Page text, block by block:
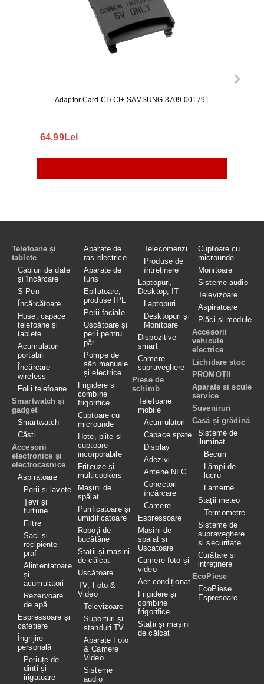
Adaptor Card CI / CI+ SAMSUNG 3709-001791
64.99Lei
Telefoane și
tablete
Cabluri de date
și încărcare
S-Pen
Încărcătoare
Huse, capace
telefoane și
tablete
Acumulatori
portabili
Încărcare
wireless
Folii telefoane
Smartwatch și
gadget
Smartwatch
Căști
Accesorii
electronice și
electrocasnice
Aspiratoare
Perii și lavete
Țevi și
furtune
Filtre
Saci și
recipiente
praf
Alimentatoare
și
acumulatori
Rezervoare
de apă
Espressoare și
cafetiere
Îngrijire
personală
Periuțe de
dinți și
irigatoare
Aparate de
ras electrice
Aparate de
tuns
Epilatoare,
produse IPL
Perii faciale
Uscătoare și
perii pentru
păr
Pompe de
sân manuale
și electrice
Frigidere si
combine
frigorifice
Cuptoare cu
microunde
Hote, plite si
cuptoare
incorporabile
Friteuze și
multicookers
Maşini de
spălat
Purificatoare și
umidificatoare
Roboţi de
bucătărie
Stații și mașini
de călcat
Uscătoare
TV, Foto &
Video
Televizoare
Suporturi și
standuri TV
Aparate Foto
& Camere
Video
Sisteme
audio
Telecomenzi
Produse de
întreținere
Laptopuri,
Desktop, IT
Laptopuri
Desktopuri și
Monitoare
Dispozitive
smart
Camere
supraveghere
Piese de
schimb
Telefoane
mobile
Acumulatori
Capace spate
Display
Adezivi
Antene NFC
Conectori
încărcare
Camere
Espressoare
Masini de
spalat si
Uscatoare
Camere foto și
video
Aer condiționat
Frigidere și
combine
frigorifice
Stații și mașini
de călcat
Cuptoare cu
microunde
Monitoare
Sisteme audio
Televizoare
Aspiratoare
Plăci și module
Accesorii
vehicule
electrice
Lichidare stoc
PROMOȚII
Aparate si scule
service
Suveniruri
Casă și grădină
Sisteme de
iluminat
Becuri
Lămpi de
lucru
Lanterne
Stații meteo
Termometre
Sisteme de
supraveghere
și securitate
Curățare si
intreținere
EcoPiese
EcoPiese
Espresoare